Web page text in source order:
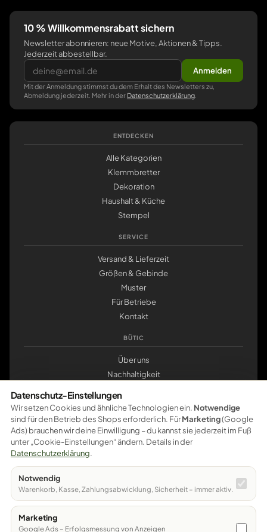
10 % Willkommensrabatt sichern
Newsletter abonnieren: neue Motive, Aktionen & Tipps.
Jederzeit abbestellbar.
Anmelden
Mit der Anmeldung stimmst du dem Erhalt des Newsletters zu,
Abmeldung jederzeit. Mehr in der Datenschutzerklärung
ENTDECKEN
Alle Kategorien
Klemmbretter
Dekoration
Haushalt & Küche
Stempel
SERVICE
Versand & Lieferzeit
Größen & Gebinde
Muster
Für Betriebe
Kontakt
BÜTIC
Über uns
Nachhaltigkeit
klemmbrett.de
Pay Pal VISA mastercard amazonpay
Google Pay
Sichere Bezahlung – weitere Zahlungsarten werden schrittweise
freigeschaltet.
© 2026 Bütic GmbH · Bahnhofstraße 12 · 07381 Pößneck
Datenschutz-Einstellungen
Wir setzen Cookies und ähnliche Technologien ein. Notwendige
sind für den Betrieb des Shops erforderlich. FürMarketing(Google
Ads) brauchen wir deine Einwilligung – du kannst sie jederzeit im Fuß
unter „Cookie-Einstellungen“ ändern. Details in der
Datenschutzerklärung.
Notwendig
Warenkorb, Kasse, Zahlungsabwicklung, Sicherheit – immer aktiv.
Marketing
Google Ads – Erfolgsmessung von Anzeigen